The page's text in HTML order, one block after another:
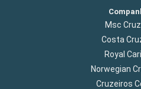
Msc
Costa
Royal
Norwegian
Cruzeiros